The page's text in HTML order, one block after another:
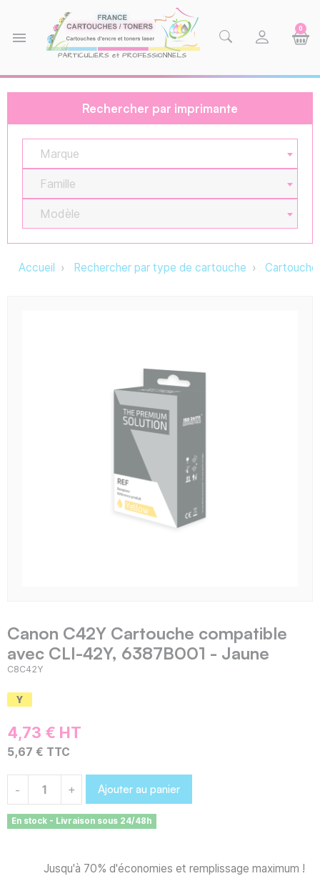
menu
0
Rechercher par imprimante
Marque
Famille
Modèle
Accueil Rechercher par type de cartouche
Canon C42Y Cartouche compatible
avec CLI-42Y, 6387B001 - Jaune
C8C42Y
4,73 € HT
5,67 € TTC
- + Ajouter au panier
En stock - Livraison sous 24/48h
Jusqu'à 70% d'économies et remplissage maximum !